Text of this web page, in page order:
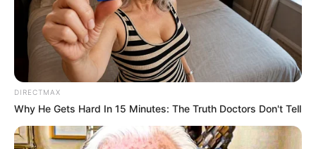
Grupos no WhatsApp |O prefeito Fuad Noman anunciou nesta
quinta-feira (13) o fim da vigência do Decreto de Emergência em
Saúde Pública em razão da epidemia de dengue.
DIRECTMAX
Why He Gets Hard In 15 Minutes: The Truth Doctors Don't Tell